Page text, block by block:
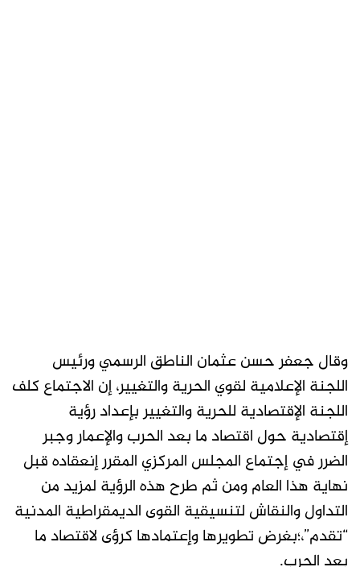
وقال جعفر حسن عثمان الناطق الرسمي ورئيس
اللجنة الإعلامية لقوي الحرية والتغيير، إن الاجتماع كلف
اللجنة الإقتصادية للحرية والتغيير بإعداد رؤية
إقتصادية حول اقتصاد ما بعد الحرب والإعمار وجبر
الضرر في إجتماع المجلس المركزي المقرر إنعقاده قبل
نهاية هذا العام ومن ثم طرح هذه الرؤية لمزيد من
التداول والنقاش لتنسيقية القوى الديمقراطية المدنية
“تقدم”،؛بغرض تطويرها وإعتمادها كرؤى لاقتصاد ما